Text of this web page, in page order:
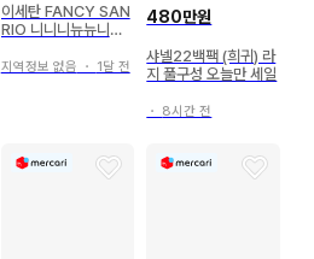
이세탄 FANCY SAN
RIO 니니니뉴뉴니뉴
지역정보 없음 ・ 1달 전
480만원
샤넬22백팩 (희귀) 라
지 풀구성 오늘만 세일
・ 8시간 전